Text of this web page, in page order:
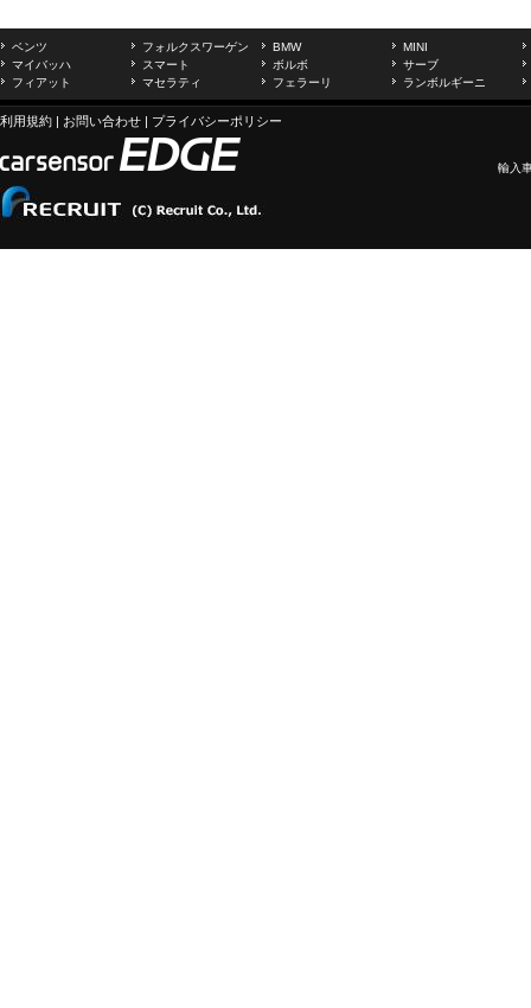
ベンツ フォルクスワーゲン BMW
MINI
マイバッハ
スマート ボルボ
サーブ
フィアット
マセラティ フェラーリ ランボルギーニ
利用規約 | お問い合わせ | プライバシーポリシー
輸入